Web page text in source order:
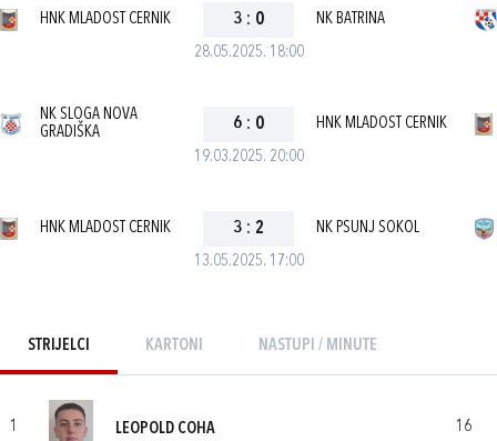
28.05.2025. 18:00
HNK MLADOST CERNIK 3 : 0 NK BATRINA
19.03.2025. 20:00
NK SLOGA NOVA
GRADIŠKA
6 : 0 HNK MLADOST CERNIK
13.05.2025. 17:00
HNK MLADOST CERNIK 3 : 2 NK PSUNJ SOKOL
STRIJELCI KARTONI NASTUPI / MINUTE
1 LEOPOLD COHA 16